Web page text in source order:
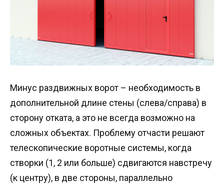
Минус раздвижных ворот – необходимость в
дополнительной длине стены (слева/справа) в
сторону отката, а это не всегда возможно на
сложных объектах. Проблему отчасти решают
телескопические воротные системы, когда
створки (1, 2 или больше) сдвигаются навстречу
(к центру), в две стороны, параллельно